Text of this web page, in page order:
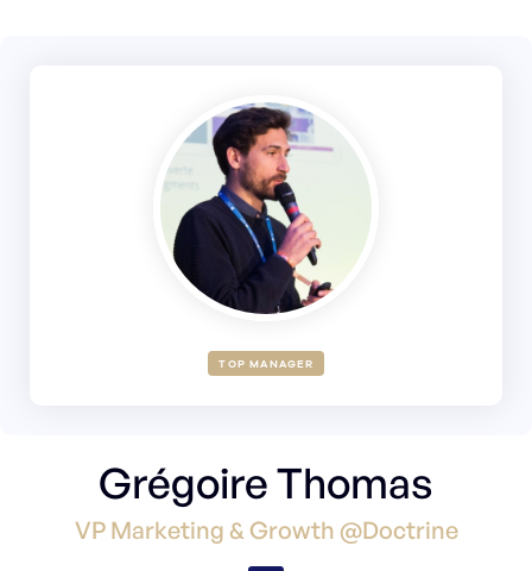
TOP MANAGER
Grégoire Thomas
VP Marketing & Growth @Doctrine